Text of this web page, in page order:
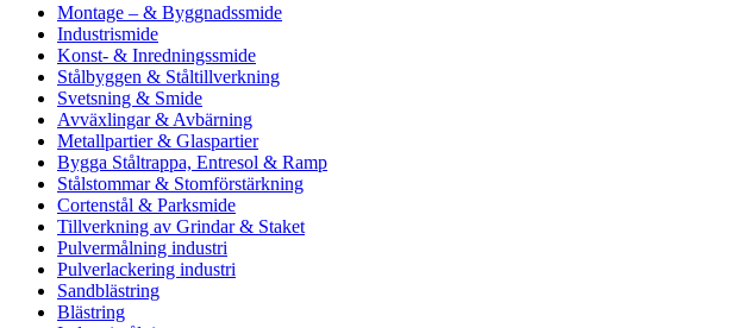
Montage – & Byggnadssmide
Industrismide
Konst- & Inredningssmide
Stålbyggen & Ståltillverkning
Svetsning & Smide
Avväxlingar & Avbärning
Metallpartier & Glaspartier
Bygga Ståltrappa, Entresol & Ramp
Stålstommar & Stomförstärkning
Cortenstål & Parksmide
Tillverkning av Grindar & Staket
Pulvermålning industri
Pulverlackering industri
Sandblästring
Blästring